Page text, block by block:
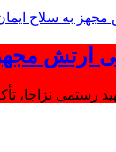
ارتش